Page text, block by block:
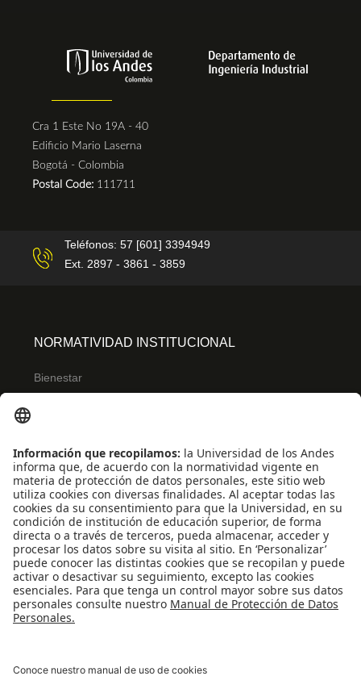
Cra 1 Este No 19A - 40
Edificio Mario Laserna
Bogotá - Colombia
Postal Code: 111711
Teléfonos: 57 [601] 3394949
Ext. 2897 - 3861 - 3859
NORMATIVIDAD INSTITUCIONAL
Bienestar
Ley de transparencia
ENLACES RÁPIDOS
Centro de español
Conecta-TE
Convivencia y transparencia